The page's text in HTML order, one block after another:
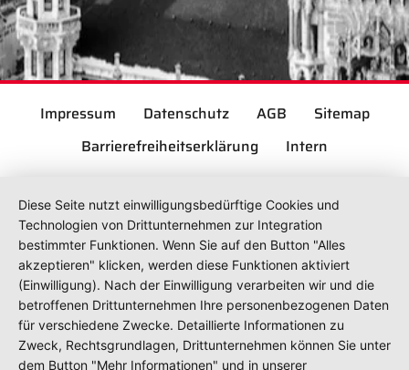
Impressum Datenschutz AGB
Sitemap
Barrierefreiheitserklärung
Intern
Diese Seite nutzt einwilligungsbedürftige Cookies und
Technologien von Drittunternehmen zur Integration
bestimmter Funktionen. Wenn Sie auf den Button "Alles
akzeptieren" klicken, werden diese Funktionen aktiviert
(Einwilligung). Nach der Einwilligung verarbeiten wir und die
betroffenen Drittunternehmen Ihre personenbezogenen Daten
für verschiedene Zwecke. Detaillierte Informationen zu
Zweck, Rechtsgrundlagen, Drittunternehmen können Sie unter
dem Button "Mehr Informationen" und in unserer